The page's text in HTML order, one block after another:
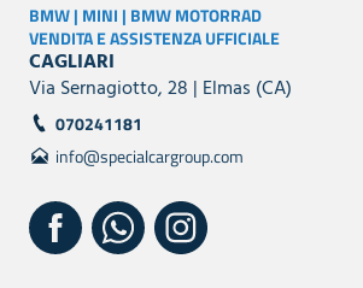
BMW | MINI | BMW MOTORRAD
VENDITA E ASSISTENZA UFFICIALE
CAGLIARI
Via Sernagiotto, 28 | Elmas (CA)
070241181
info@specialcargroup.com